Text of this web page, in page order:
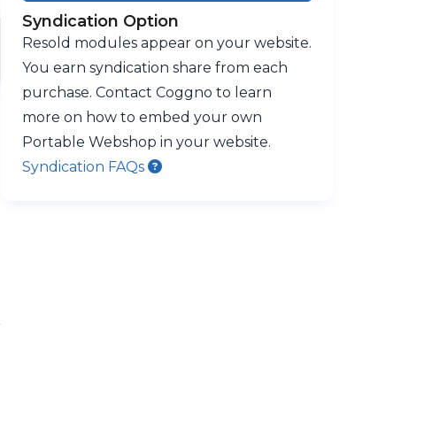
Syndication Option
Resold modules appear on your website.
You earn syndication share from each
purchase. Contact Coggno to learn
more on how to embed your own
Portable Webshop in your website.
Syndication FAQs